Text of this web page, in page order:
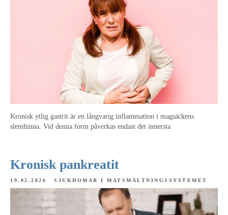
Kronisk ytlig gastrit är en långvarig inflammation i magsäckens
slemhinna. Vid denna form påverkas endast det innersta
Kronisk pankreatit
19.02.2026 SJUKDOMAR I MATSMÄLTNINGSSYSTEMET